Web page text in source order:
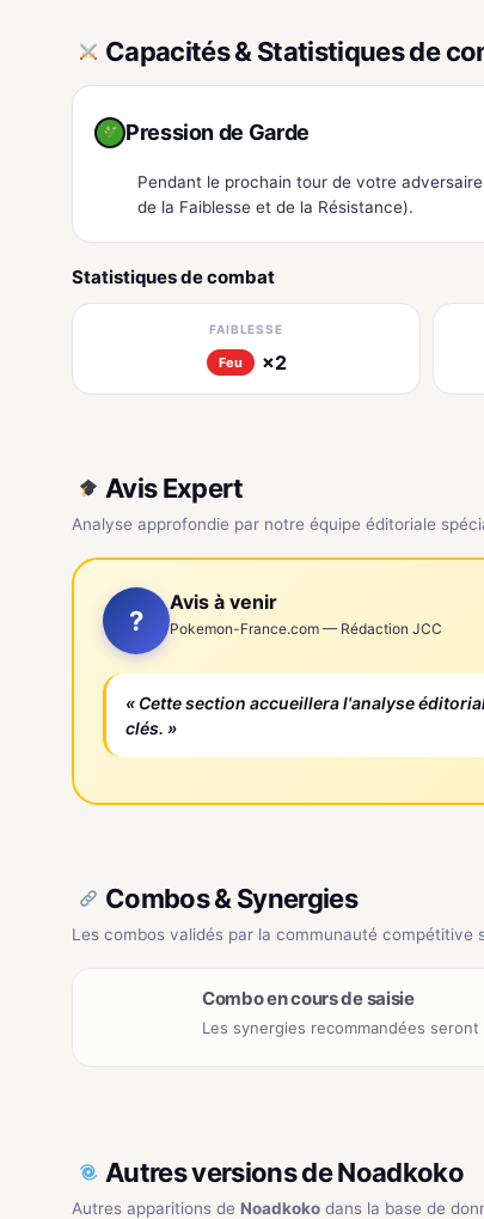
Capacités & Statistiques de
Pression de Garde
Pendant le prochain tour de votre
de la Faiblesse et de la Résistance).
Statistiques de combat
FAIBLESSE
Feu ×2
Avis Expert
Analyse approfondie par notre équipe éditoriale
?
Avis à venir
Pokemon-France.com — Rédaction JCC
« Cette section accueillera l'analyse
clés. »
Combos & Synergies
Les combos validés par la communauté compétitive
Combo en cours de saisie
Les synergies recommandées
Autres versions de Noadkoko
Autres apparitions de Noadkoko dans la base de